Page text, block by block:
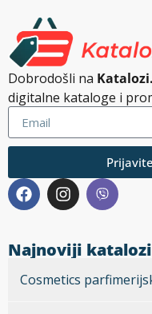
Dobrodošli na
digitalne kataloge i
Najnoviji katalozi
Cosmetics